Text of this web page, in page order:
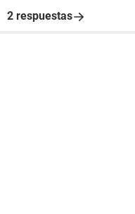
2 respuestas